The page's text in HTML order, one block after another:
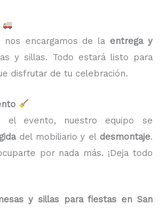
encargamos de la entrega y
y sillas. Todo estará listo para
disfrutar de tu celebración.
el evento, nuestro equipo se
del mobiliario y el desmontaje.
por nada más. ¡Deja todo
y sillas para fiestas en San